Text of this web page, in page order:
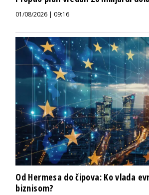
01/08/2026 | 09:16
Od Hermesa do čipova: Ko vlada
biznisom?